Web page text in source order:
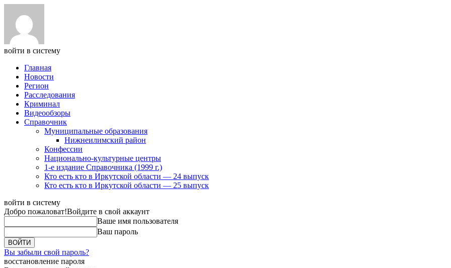
войти в систему
Главная
Новости
Регион
Расследования
Криминал
Видеообзоры
Справочник
Муниципальные образования
Нижнеилимский район
Конфессии
Национально-культурные центры
1-е издание Справочника (1999 г.)
Кто есть кто в Иркутской области — 24 выпуск
Кто есть кто в Иркутской области — 25 выпуск
войти в систему
Добро пожаловат!Войдите в свой аккаунт
Ваше имя пользователя
Ваш пароль
Вы забыли свой пароль?
восстановление пароля